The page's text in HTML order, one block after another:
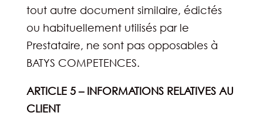
tout autre document similaire, édictés
ou habituellement utilisés par le
Prestataire, ne sont pas opposables à
BATYS COMPETENCES.
ARTICLE 5 – INFORMATIONS RELATIVES AU
CLIENT